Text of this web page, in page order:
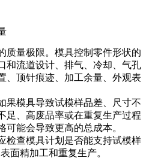
质量极限。模具控制零件形状的
和流道设计、排气、冷却、气孔
、顶针痕迹、加工余量、外观表
果模具导致试模样品差、尺寸不
足、高废品率或在重复生产过程
能会导致更高的总成本。
检查模具计划是否能支持试模样
面精加工和重复生产。